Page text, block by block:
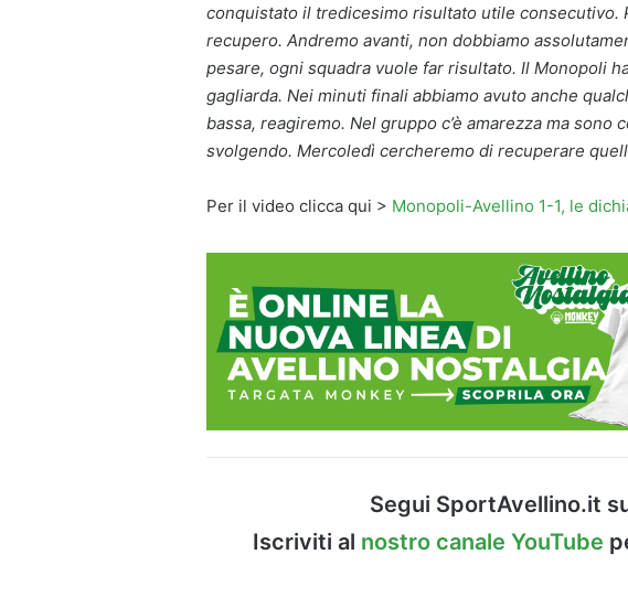
conquistato il tredicesimo risultato utile consecutivo.
recupero. Andremo avanti, non dobbiamo
pesare, ogni squadra vuole far risultato. Il Monopoli
gagliarda. Nei minuti finali abbiamo avuto anche
bassa, reagiremo. Nel gruppo c’è amarezza ma sono
svolgendo. Mercoledì cercheremo di recuperare
Per il video clicca qui > Monopoli-Avellino 1-1, le
Segui SportAvellino.it
Iscriviti al nostro canale YouTube